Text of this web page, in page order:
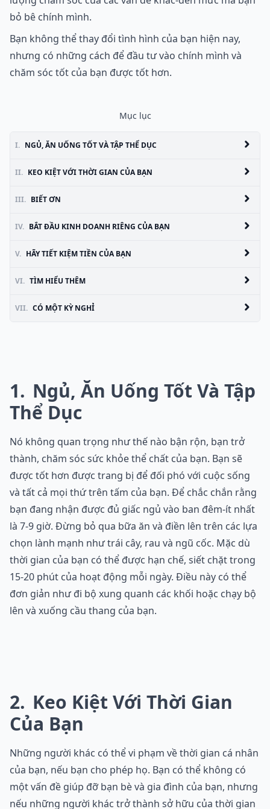
bỏ bê chính mình.
Bạn không thể thay đổi tình hình của bạn hiện nay,
nhưng có những cách để đầu tư vào chính mình và
chăm sóc tốt của bạn được tốt hơn.
Mục lục
I. NGỦ, ĂN UỐNG TỐT VÀ TẬP THỂ DỤC
II. KEO KIỆT VỚI THỜI GIAN CỦA BẠN
III. BIẾT ƠN
IV. BẮT ĐẦU KINH DOANH RIÊNG CỦA BẠN
V. HÃY TIẾT KIỆM TIỀN CỦA BẠN
VI. TÌM HIỂU THÊM
VII. CÓ MỘT KỲ NGHỈ
1
Ngủ, Ăn Uống Tốt Và Tập
Thể Dục
Nó không quan trọng như thế nào bận rộn, bạn trở
thành, chăm sóc sức khỏe thể chất của bạn. Bạn sẽ
được tốt hơn được trang bị để đối phó với cuộc sống
và tất cả mọi thứ trên tấm của bạn. Để chắc chắn rằng
bạn đang nhận được đủ giấc ngủ vào ban đêm-ít nhất
là 7-9 giờ. Đừng bỏ qua bữa ăn và điền lên trên các lựa
chọn lành mạnh như trái cây, rau và ngũ cốc. Mặc dù
thời gian của bạn có thể được hạn chế, siết chặt trong
15-20 phút của hoạt động mỗi ngày. Điều này có thể
đơn giản như đi bộ xung quanh các khối hoặc chạy bộ
lên và xuống cầu thang của bạn.
2 Keo Kiệt Với Thời Gian
Của Bạn
Những người khác có thể vi phạm về thời gian cá nhân
của bạn, nếu bạn cho phép họ. Bạn có thể không có
một vấn đề giúp đỡ bạn bè và gia đình của bạn, nhưng
nếu những người khác trở thành sở hữu của thời gian